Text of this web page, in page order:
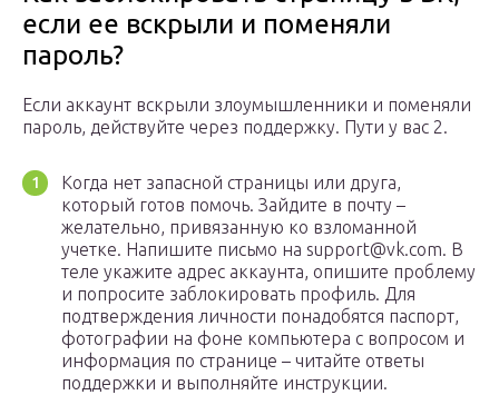
если ее вскрыли и поменяли
пароль?
Если аккаунт вскрыли злоумышленники и поменяли
пароль, действуйте через поддержку. Пути у вас 2.
Когда нет запасной страницы или друга,
который готов помочь. Зайдите в почту –
желательно, привязанную ко взломанной
учетке. Напишите письмо на support@vk.com. В
теле укажите адрес аккаунта, опишите проблему
и попросите заблокировать профиль. Для
подтверждения личности понадобятся паспорт,
фотографии на фоне компьютера с вопросом и
информация по странице – читайте ответы
поддержки и выполняйте инструкции.